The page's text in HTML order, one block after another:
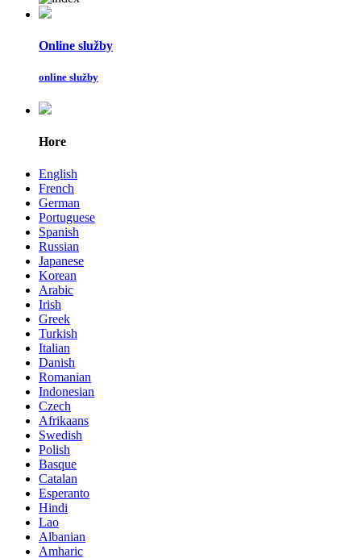
Online služby
online služby
Hore
English
French
German
Portuguese
Spanish
Russian
Japanese
Korean
Arabic
Irish
Greek
Turkish
Italian
Danish
Romanian
Indonesian
Czech
Afrikaans
Swedish
Polish
Basque
Catalan
Esperanto
Hindi
Lao
Albanian
Amharic